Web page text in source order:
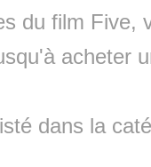
du film Five,
acheter
dans la